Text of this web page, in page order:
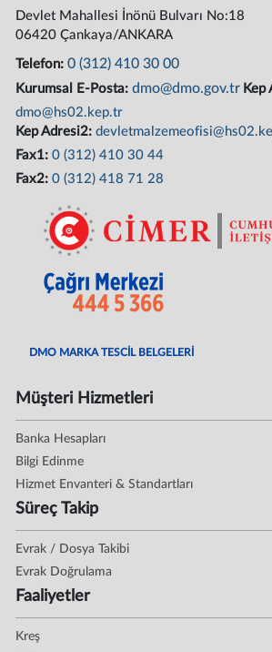
Devlet Mahallesi İnönü Bulvarı No:18
06420 Çankaya/ANKARA
Telefon:0 (312) 410 30 00
Kurumsal E-Posta:dmo@dmo.gov.tr Kep
dmo@hs02.kep.tr
Kep Adresi2:
Fax1:0 (312) 410 30 44
Fax2:0 (312) 418 71 28
DMO MARKA TESCİL BELGELERİ
Müşteri Hizmetleri
Banka Hesapları
Bilgi Edinme
Hizmet Envanteri & Standartları
Süreç Takip
Evrak / Dosya Takibi
Evrak Doğrulama
Faaliyetler
Kreş